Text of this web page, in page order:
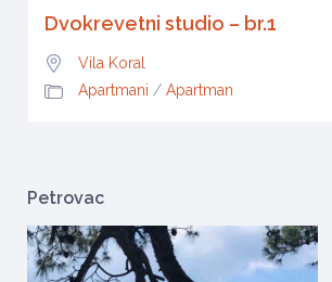
Dvokrevetni studio – br.1
Vila Koral
Apartmani / Apartman
Petrovac